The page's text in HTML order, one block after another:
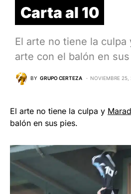
Carta al 10
El arte no tiene la culpa
arte con el balón en
BY GRUPO CERTEZA NOVIEMBRE 25,
El arte no tiene la culpa y
balón en sus pies.